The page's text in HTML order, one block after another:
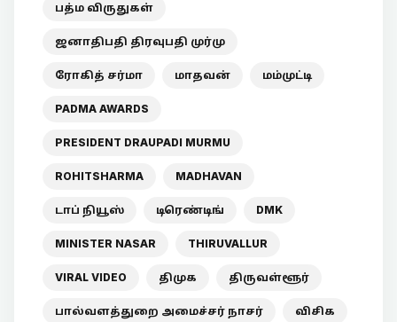
பத்ம விருதுகள்
ஜனாதிபதி திரவுபதி முர்மு
ரோகித் சர்மா மாதவன் மம்முட்டி
PADMA AWARDS
PRESIDENT DRAUPADI MURMU
ROHITSHARMA MADHAVAN
டாப் நியூஸ் டிரெண்டிங் DMK
MINISTER NASAR THIRUVALLUR
VIRAL VIDEO திமுக திருவள்ளூர்
பால்வளத்துறை அமைச்சர் நாசர் விசிக